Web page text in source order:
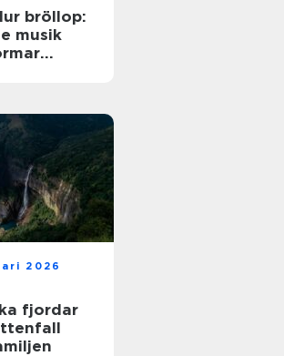
bröllop:
musik
2026
fjordar